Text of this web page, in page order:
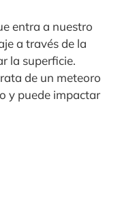
entra a nuestro
a través de la
la superficie.
de un meteoro
y puede impactar